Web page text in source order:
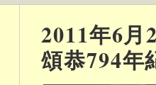
2011年6
頌恭794年